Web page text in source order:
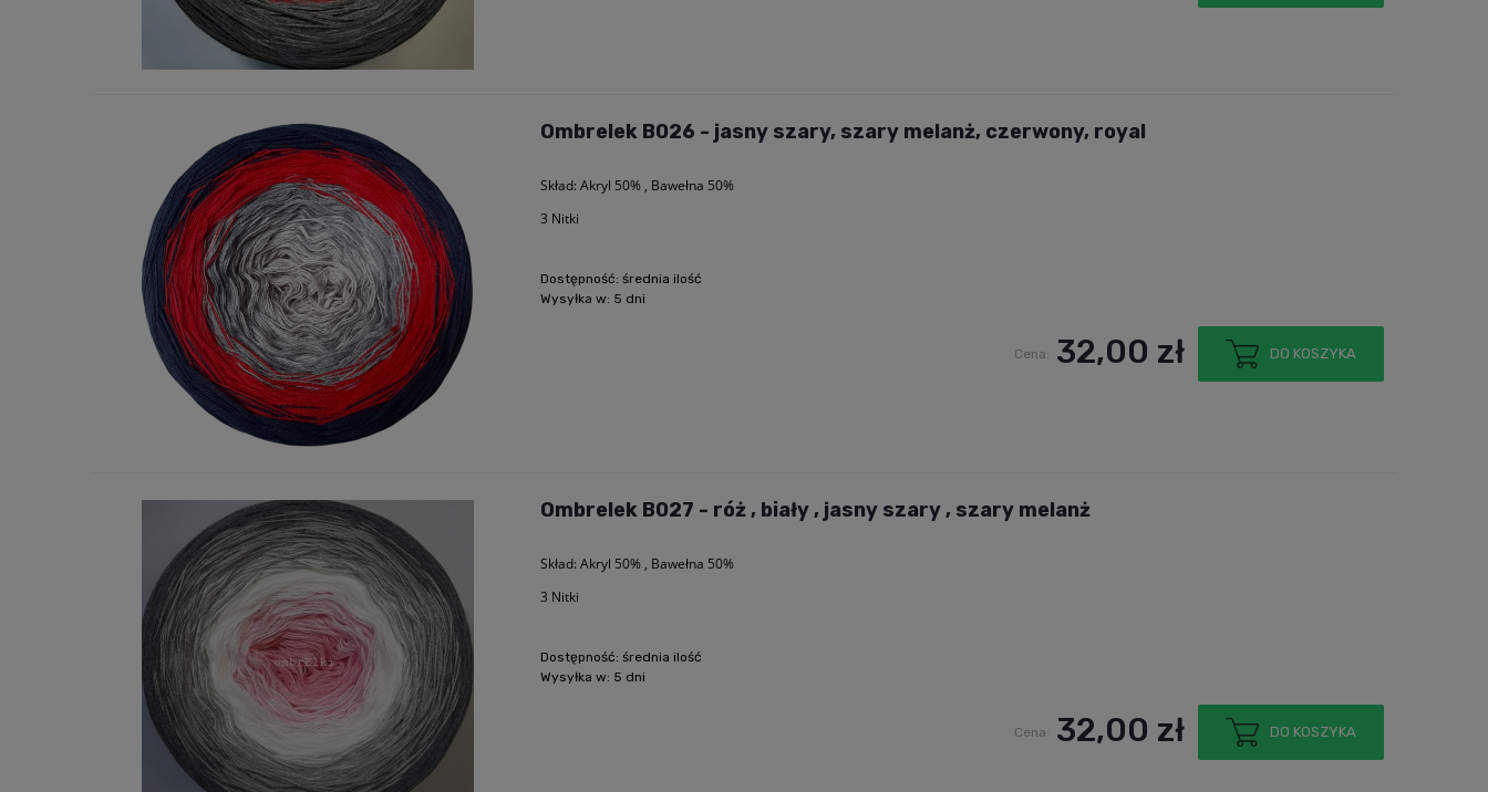
Ombrelek B026 - jasny szary, szary melanż, czerwony, royal
Skład: Akryl 50% , Bawełna 50%
3 Nitki
Dostępność: średnia ilość
Wysyłka w: 5 dni
Cena: 32,00 zł DO KOSZYKA
Ombrelek B027 - róż , biały , jasny szary , szary melanż
Skład: Akryl 50% , Bawełna 50%
3 Nitki
Dostępność: średnia ilość
Wysyłka w: 5 dni
Cena: 32,00 zł DO KOSZYKA